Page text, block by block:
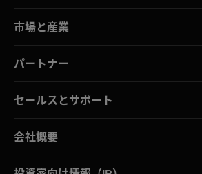
市場と産業
パートナー
セールスとサポート
会社概要